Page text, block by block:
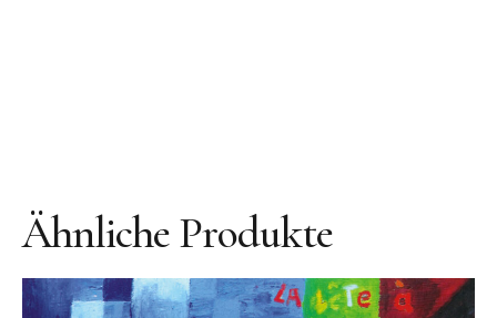
Texte zum Werk
Public Works
Ähnliche Produkte